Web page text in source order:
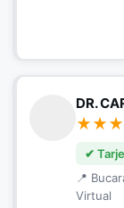
DR.
✔
📍
Virtual